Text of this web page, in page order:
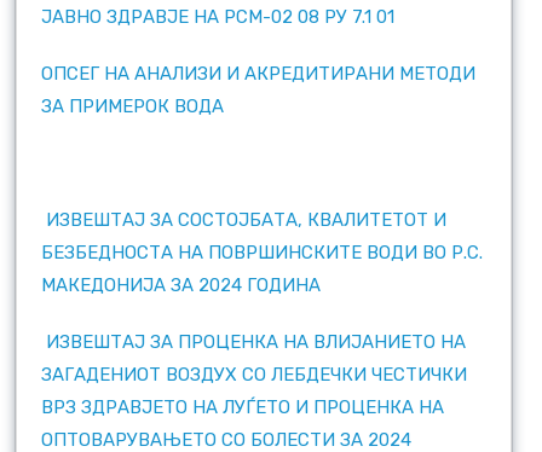
ЈАВНО ЗДРАВЈЕ НА РСМ-02 08 РУ 7.1 01
ОПСЕГ НА АНАЛИЗИ И АКРЕДИТИРАНИ МЕТОДИ
ЗА ПРИМЕРОК ВОДА
ИЗВЕШТАЈ ЗА СОСТОЈБАТА, КВАЛИТЕТОТ И
БЕЗБЕДНОСТА НА ПОВРШИНСКИТЕ ВОДИ ВО Р.С.
МАКЕДОНИЈА ЗА 2024 ГОДИНА
ИЗВЕШТАЈ ЗА ПРОЦЕНКА НА ВЛИЈАНИЕТО НА
ЗАГАДЕНИОТ ВОЗДУХ СО ЛЕБДЕЧКИ ЧЕСТИЧКИ
ВРЗ ЗДРАВЈЕТО НА ЛУЃЕТО И ПРОЦЕНКА НА
ОПТОВАРУВАЊЕТО СО БОЛЕСТИ ЗА 2024